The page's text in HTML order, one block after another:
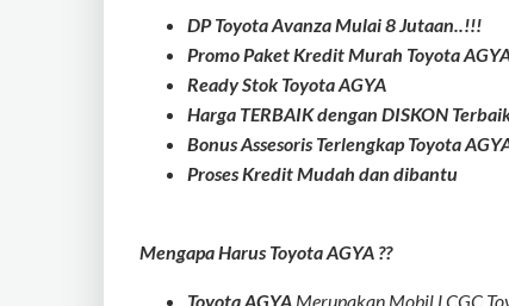
DP Toyota Avanza Mulai 8 Jutaan..!!!
Promo Paket Kredit Murah Toyota
Ready Stok Toyota AGYA
Harga TERBAIK dengan DISKON
Bonus Assesoris Terlengkap Toyota
Proses Kredit Mudah dan dibantu
Mengapa Harus Toyota AGYA ??
Toyota AGYA Merupakan Mobil LCGC